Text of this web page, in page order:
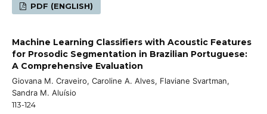
PDF (ENGLISH)
Machine Learning Classifiers with Acoustic Features
for Prosodic Segmentation in Brazilian Portuguese:
A Comprehensive Evaluation
Giovana M. Craveiro, Caroline A. Alves, Flaviane Svartman,
Sandra M. Aluísio
113-124